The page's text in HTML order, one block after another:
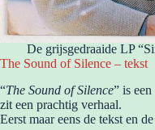
De grijsgedraaide LP
The Sound of Silence – tekst
“The Sound of Silence” is
zit een prachtig verhaal.
Eerst maar eens de tekst en